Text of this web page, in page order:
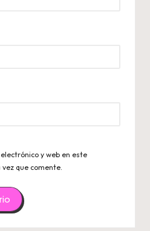
y web en este
que comente.